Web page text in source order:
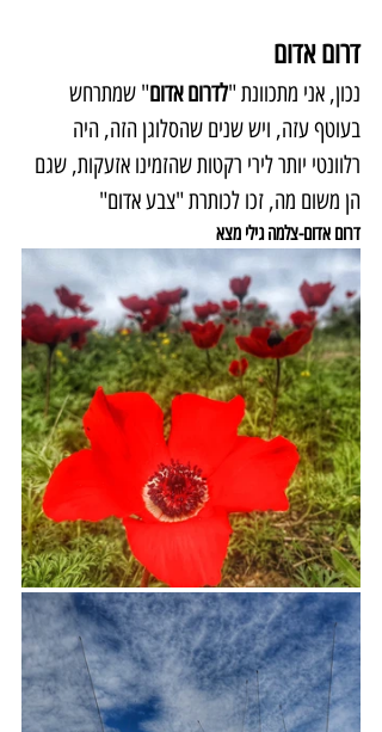
דרום אדום
נכון, אני מתכוונת "לדרום אדום" שמתרחש
בעוטף עזה, ויש שנים שהסלוגן הזה, היה
רלוונטי יותר לירי רקטות שהזמינו אזעקות, שגם
הן משום מה, זכו לכותרת "צבע אדום"
דרום אדום-צלמה גילי מצא